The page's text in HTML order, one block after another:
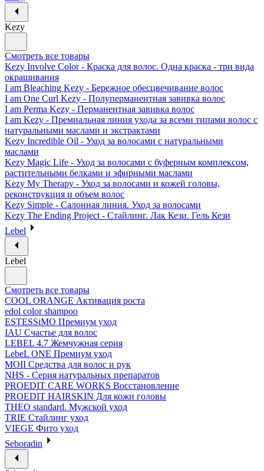
Kezy
Смотреть все товары
Kezy Involve Color - Краска для волос. Одна краска - три вида
окрашивания
I am Bleaching Kezy - Бережное обесцвечивание волос
I am One Curl Kezy - Полуперманентная завивка волос
I am Perma Kezy - Перманентная завивка волос
I am Kezy - Премиальная линия ухода за всеми типами волос с
натуральными маслами и экстрактами
Kezy Incredible Oil - Уход за волосами с натуральными
маслами
Kezy Magic Life - Уход за волосами с буферным комплексом,
растительными белками и эфирными маслами
Kezy My Therapy - Уход за волосами и кожей головы,
реконструкция и объем волос
Kezy Simple - Салонная линия. Уход за волосами
Kezy The Ending Project - Стайлинг. Лак Кези. Гель Кези
Lebel
Lebel
Смотреть все товары
COOL ORANGE Активация роста
edol color shampoo
ESTESSiMO Премиум уход
IAU Счастье для волос
LEBEL 4.7 Жемчужная серия
LebeL ONE Премиум уход
MOII Средства для волос и рук
NHS - Серия натуральных препаратов
PROEDIT CARE WORKS Восстановление
PROEDIT HAIRSKIN Для кожи головы
THEO standard. Мужской уход
TRIE Стайлинг уход
VIEGE Фито уход
Seboradin